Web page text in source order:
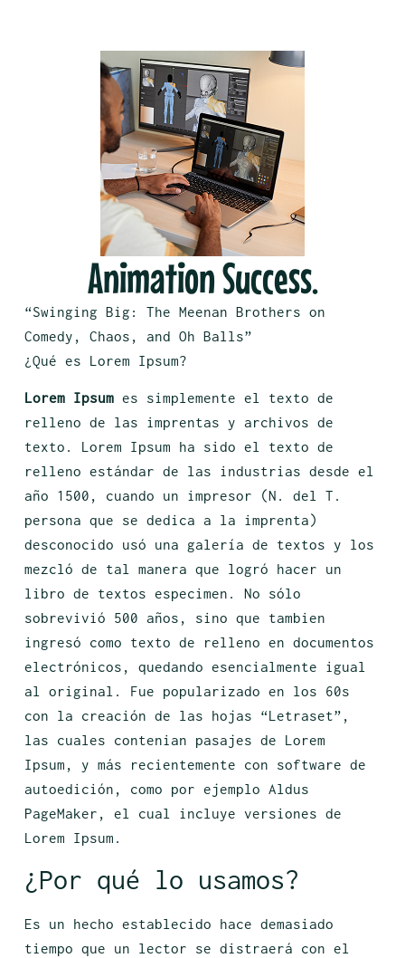
Animation Success.
“Swinging Big: The Meenan Brothers on
Comedy, Chaos, and Oh Balls”
¿Qué es Lorem Ipsum?
Lorem Ipsumes simplemente el texto de
relleno de las imprentas y archivos de
texto. Lorem Ipsum ha sido el texto de
relleno estándar de las industrias desde el
año 1500, cuando un impresor (N. del T.
persona que se dedica a la imprenta)
desconocido usó una galería de textos y los
mezcló de tal manera que logró hacer un
libro de textos especimen. No sólo
sobrevivió 500 años, sino que tambien
ingresó como texto de relleno en documentos
electrónicos, quedando esencialmente igual
al original. Fue popularizado en los 60s
con la creación de las hojas “Letraset”,
las cuales contenian pasajes de Lorem
Ipsum, y más recientemente con software de
autoedición, como por ejemplo Aldus
PageMaker, el cual incluye versiones de
Lorem Ipsum.
¿Por qué lo usamos?
Es un hecho establecido hace demasiado
tiempo que un lector se distraerá con el